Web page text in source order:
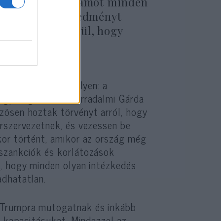
engedményt
anélkül, hogy
váltson, akad ilyen: a
az iráni Forradalmi Gárda
hoztak törvényt arról, hogy
és vezessen be
történt, amikor az ország még
és korlátozások
minden olyan intézkedés
mutogatnak és inkább